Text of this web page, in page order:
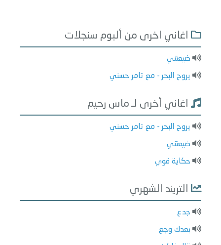
اغاني اخرى من ألبوم سنجلات
ضيعتني
يروح البحر - مع تامر حسني
اغاني أخرى لـ ماس رحيم
يروح البحر - مع تامر حسني
ضيعتني
حكاية قوي
التريند الشهري
جدع
بعدك وجع